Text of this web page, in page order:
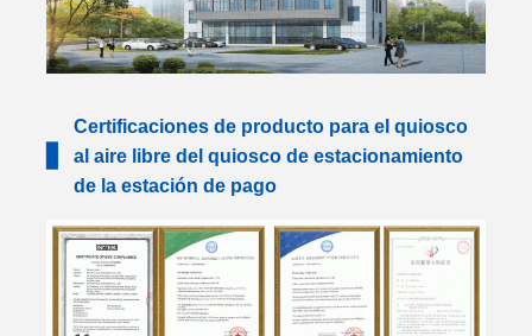
Certificaciones de producto para el quiosco
al aire libre del quiosco de estacionamiento
de la estación de pago